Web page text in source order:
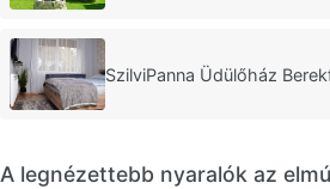
SzilviPanna Üdülőház
A legnézettebb nyaralók az